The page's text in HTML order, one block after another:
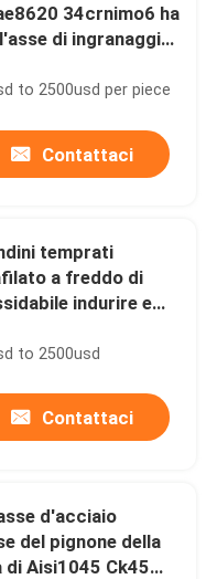
34crnimo6 ha
di ingranaggio
d'acciaio
to 2500usd per piece
Contattaci
temprati
a freddo di
indurire e
to 2500usd
Contattaci
d'acciaio
del pignone della
di Aisi1045 Ck45